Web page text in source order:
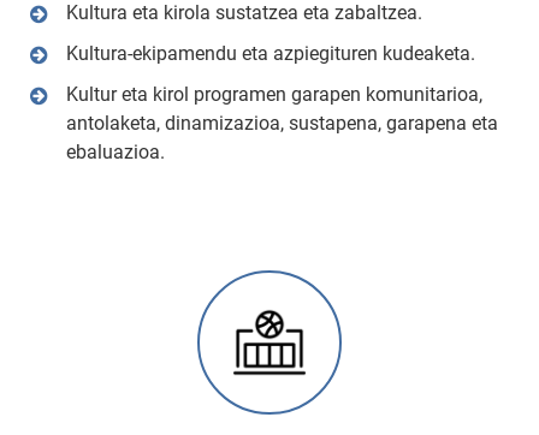
Kultura eta kirola sustatzea eta zabaltzea.
Kultura-ekipamendu eta azpiegituren kudeaketa.
Kultur eta kirol programen garapen komunitarioa,
antolaketa, dinamizazioa, sustapena, garapena eta
ebaluazioa.